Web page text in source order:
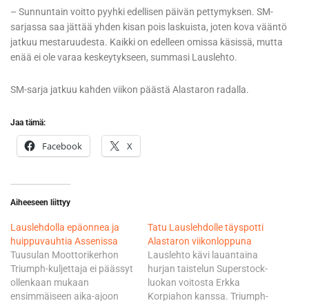
– Sunnuntain voitto pyyhki edellisen päivän pettymyksen. SM-
sarjassa saa jättää yhden kisan pois laskuista, joten kova vääntö
jatkuu mestaruudesta. Kaikki on edelleen omissa käsissä, mutta
enää ei ole varaa keskeytykseen, summasi Lauslehto.
SM-sarja jatkuu kahden viikon päästä Alastaron radalla.
Jaa tämä:
Facebook X
Aiheeseen liittyy
Lauslehdolla epäonnea ja
huippuvauhtia Assenissa
Tuusulan Moottorikerhon
Triumph-kuljettaja ei päässyt
ollenkaan mukaan
ensimmäiseen aika-ajoon
Tatu Lauslehdolle täyspotti
Alastaron viikonloppuna
Lauslehto kävi lauantaina
hurjan taistelun Superstock-
luokan voitosta Erkka
Korpiahon kanssa. Triumph-